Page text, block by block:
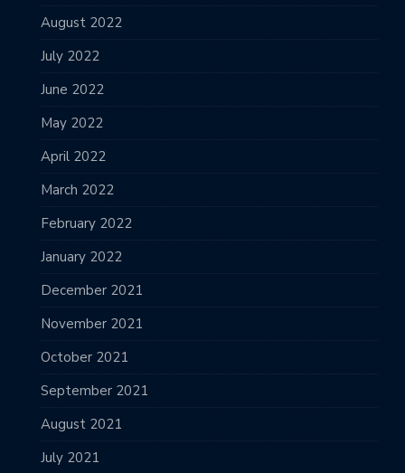
August 2022
July 2022
June 2022
May 2022
April 2022
March 2022
February 2022
January 2022
December 2021
November 2021
October 2021
September 2021
August 2021
July 2021